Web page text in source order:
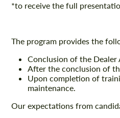
*to receive the full
The program provides the
Conclusion of the
After the conclusion of
Upon completion of
maintenance.
Our expectations from